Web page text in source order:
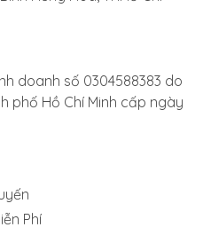
va đập, tia UV và môi
mái và giảm cảm giác mệt
doanh số 0304588383 do
phố Hồ Chí Minh cấp ngày
Phí